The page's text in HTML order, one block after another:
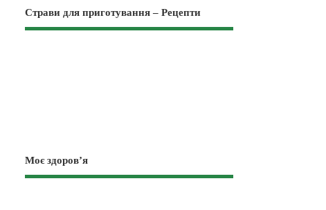
Страви для приготування – Рецепти
Моє здоров’я